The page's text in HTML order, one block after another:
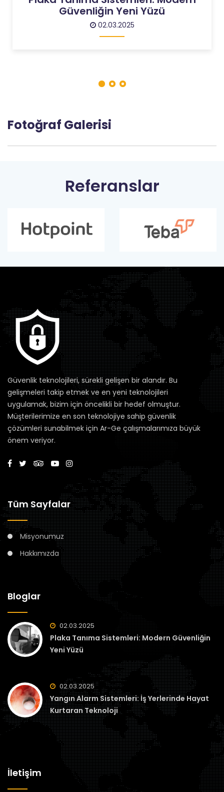
Yerlerinde Hayat Kurtaran Teknoloji
02.03.2025
Fotoğraf Galerisi
Referanslar
Güvenlik teknolojileri, sürekli gelişen bir alandır. Bu
gelişmeleri takip etmek ve en yeni teknolojileri
uygulamak, bizim için öncelikli bir hedef olmuştur.
Müşterilerimize en son teknolojiye sahip güvenlik
çözümleri sunabilmek için Ar-Ge çalışmalarımıza büyük
önem veriyor.
Tüm Sayfalar
Misyonumuz
Hakkımızda
Bloglar
02.03.2025
Plaka Tanıma Sistemleri: Modern Güvenliğin
Yeni Yüzü
02.03.2025
Yangın Alarm Sistemleri: İş Yerlerinde Hayat
Kurtaran Teknoloji
İletişim